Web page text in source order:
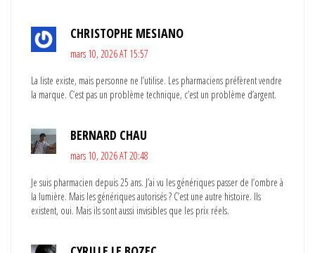
CHRISTOPHE MESIANO
mars 10, 2026 AT 15:57
La liste existe, mais personne ne l’utilise. Les pharmaciens préfèrent vendre
la marque. C’est pas un problème technique, c’est un problème d’argent.
BERNARD CHAU
mars 10, 2026 AT 20:48
Je suis pharmacien depuis 25 ans. J’ai vu les génériques passer de l’ombre à
la lumière. Mais les génériques autorisés ? C’est une autre histoire. Ils
existent, oui. Mais ils sont aussi invisibles que les prix réels.